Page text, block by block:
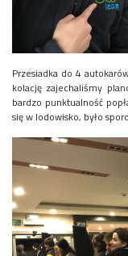
Przesiadka do 4
kolację zajechaliśmy
bardzo punktualność
się w lodowisko, było